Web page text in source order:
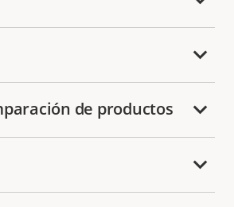
de productos